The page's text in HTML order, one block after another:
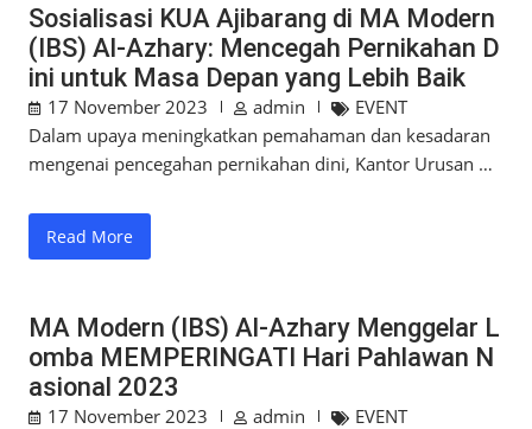
Sosialisasi KUA Ajibarang di MA Modern
(IBS) Al-Azhary: Mencegah Pernikahan D
ini untuk Masa Depan yang Lebih Baik
17 November 2023 admin
EVENT
Dalam upaya meningkatkan pemahaman dan kesadaran
mengenai pencegahan pernikahan dini, Kantor Urusan …
Read More
MA Modern (IBS) Al-Azhary Menggelar L
omba MEMPERINGATI Hari Pahlawan N
asional 2023
17 November 2023 admin
EVENT